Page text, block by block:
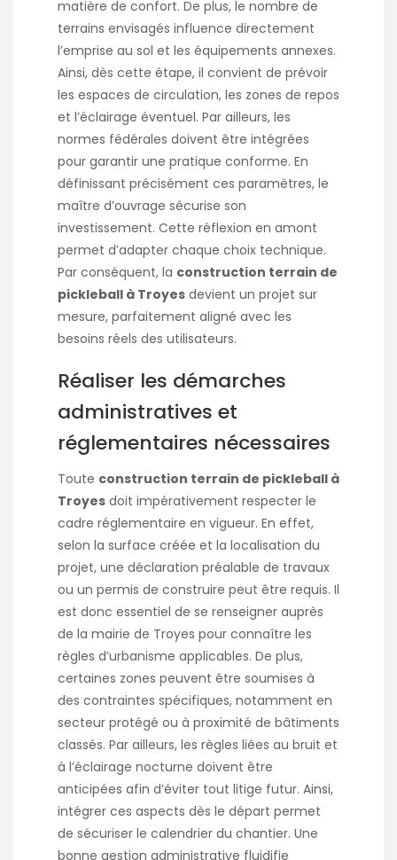
matière de confort. De plus, le nombre de
terrains envisagés influence directement
l’emprise au sol et les équipements annexes.
Ainsi, dès cette étape, il convient de prévoir
les espaces de circulation, les zones de repos
et l’éclairage éventuel. Par ailleurs, les
normes fédérales doivent être intégrées
pour garantir une pratique conforme. En
définissant précisément ces paramètres, le
maître d’ouvrage sécurise son
investissement. Cette réflexion en amont
permet d’adapter chaque choix technique.
Par conséquent, la construction terrain de
pickleball à Troyes devient un projet sur
mesure, parfaitement aligné avec les
besoins réels des utilisateurs.
Réaliser les démarches
administratives et
réglementaires nécessaires
Toute construction terrain de pickleball à
Troyes doit impérativement respecter le
cadre réglementaire en vigueur. En effet,
selon la surface créée et la localisation du
projet, une déclaration préalable de travaux
ou un permis de construire peut être requis. Il
est donc essentiel de se renseigner auprès
de la mairie de Troyes pour connaître les
règles d’urbanisme applicables. De plus,
certaines zones peuvent être soumises à
des contraintes spécifiques, notamment en
secteur protégé ou à proximité de bâtiments
classés. Par ailleurs, les règles liées au bruit et
à l’éclairage nocturne doivent être
anticipées afin d’éviter tout litige futur. Ainsi,
intégrer ces aspects dès le départ permet
de sécuriser le calendrier du chantier. Une
bonne gestion administrative fluidifie